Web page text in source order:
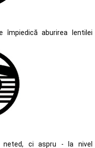
împiedică aburirea lentilei
ci aspru - la nivel